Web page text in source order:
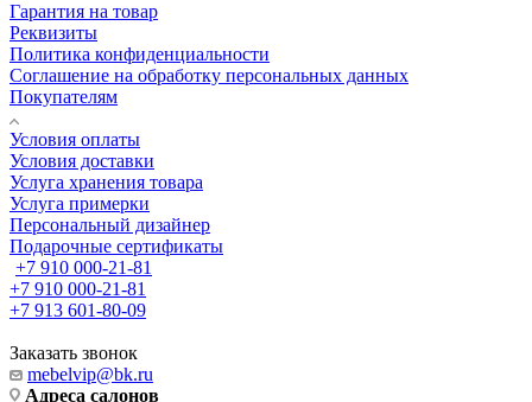
Гарантия на товар
Реквизиты
Политика конфиденциальности
Соглашение на обработку персональных данных
Покупателям
Условия оплаты
Условия доставки
Услуга хранения товара
Услуга примерки
Персональный дизайнер
Подарочные сертификаты
+7 910 000-21-81
+7 910 000-21-81
+7 913 601-80-09
Заказать звонок
mebelvip@bk.ru
Адреса салонов